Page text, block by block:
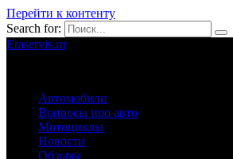
Перейти к контенту
Search for:
Eraservis.ru
Автомобили
Вопросы про авто
Мотоциклы
Новости
Обзоры